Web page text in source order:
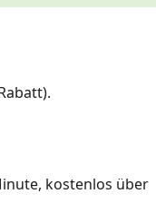
kostenlos über